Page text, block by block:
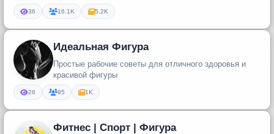
36 16.1K 5.2K
Идеальная Фигура
Простые рабочие советы для отличного здоровья и
красивой фигуры
26 95 1K
Фитнес | Спорт | Фигура